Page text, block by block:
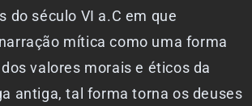
do século VI a.C em que
mítica como uma forma
valores morais e éticos da
antiga, tal forma torna os deuses